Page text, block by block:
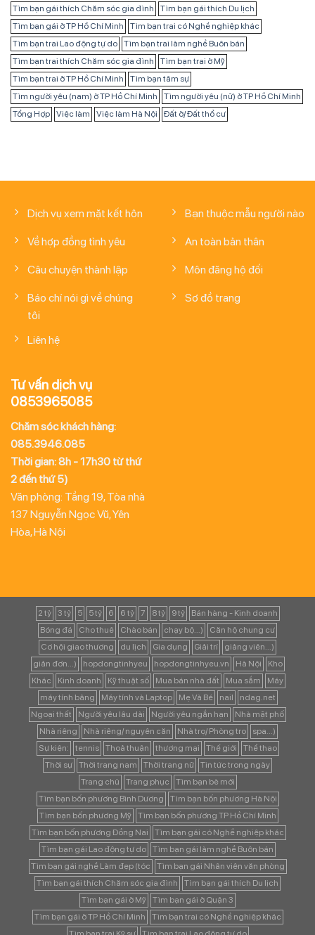
Tìm bạn gái thích Chăm sóc gia đình
Tìm bạn gái thích Du lịch
Tìm bạn gái ở TP Hồ Chí Minh
Tìm bạn trai có Nghề nghiệp khác
Tìm bạn trai Lao động tự do
Tìm bạn trai làm nghề Buôn bán
Tìm bạn trai thích Chăm sóc gia đình
Tìm bạn trai ở Mỹ
Tìm bạn trai ở TP Hồ Chí Minh
Tìm bạn tâm sự
Tìm người yêu (nam) ở TP Hồ Chí Minh
Tìm người yêu (nữ) ở TP Hồ Chí Minh
Tổng Hợp
Việc làm Việc làm Hà Nội Đất ở/ Đất thổ cư
Dịch vụ xem mặt kết hôn
Về hợp đồng tình yêu
Câu chuyện thành lập
Báo chí nói gì về chúng
tôi
Liên hệ
Bạn thuộc mẫu người nào
An toàn bản thân
Môn đăng hộ đối
Sơ đồ trang
Tư vấn dịch vụ
0853965085
Chăm sóc khách hàng:
085.3946.085
Thời gian: 8h - 17h30 từ thứ
2 đến thứ 5)
Văn phòng: Tầng 19, Tòa nhà
137 Nguyễn Ngọc Vũ, Yên
Hòa, Hà Nội
2 tỷ 3 tỷ 5 5 tỷ 6 6 tỷ 7 8 tỷ 9 tỷ
Bán hàng - Kinh doanh
Bóng đá
Cho thuê Chào bán chạy bộ...)
Căn hộ chung cư
Cơ hội giao thương
du lịch Gia dụng Giải trí
giảng viên...)
giản đơn...)
hopdongtinhyeu hopdongtinhyeu.vn Hà Nội
Kho
Khác
Kinh doanh Kỹ thuật số Mua bán nhà đất Mua sắm
Máy
máy tính bảng
Máy tính và Laptop Mẹ Và Bé nail
ndag.net
Ngoại thất
Người yêu lâu dài Người yêu ngắn hạn
Nhà mặt phố
Nhà riêng
Nhà riêng/ nguyên căn Nhà trọ/ Phòng trọ
spa...)
Sự kiện:
tennis Thoả thuận thương mại Thế giới
Thể thao
Thời sự
Thời trang nam Thời trang nữ
Tin tức trong ngày
Trang chủ
Trang phục
Tìm bạn bè mới
Tìm bạn bốn phương Bình Dương
Tìm bạn bốn phương Hà Nội
Tìm bạn bốn phương Mỹ
Tìm bạn bốn phương TP Hồ Chí Minh
Tìm bạn bốn phương Đồng Nai
Tìm bạn gái có Nghề nghiệp khác
Tìm bạn gái Lao động tự do
Tìm bạn gái làm nghề Buôn bán
Tìm bạn gái nghề Làm đẹp (tóc
Tìm bạn gái Nhân viên văn phòng
Tìm bạn gái thích Chăm sóc gia đình
Tìm bạn gái thích Du lịch
Tìm bạn gái ở Mỹ
Tìm bạn gái ở Quận 3
Tìm bạn gái ở TP Hồ Chí Minh
Tìm bạn trai có Nghề nghiệp khác